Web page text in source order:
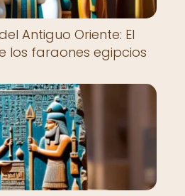
Antiguo Oriente: El
los faraones egipcios